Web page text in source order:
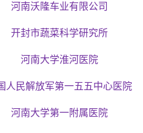
河南沃隆车业有限公司
开封市蔬菜科学研究所
河南大学淮河医院
人民解放军第一五五中心医院
河南大学第一附属医院